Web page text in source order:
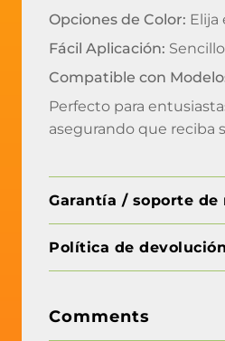
Opciones de Color: Elija
Fácil Aplicación:
Compatible con
Perfecto para
asegurando que reciba
Garantía / soporte de
Política de devolución
Comments